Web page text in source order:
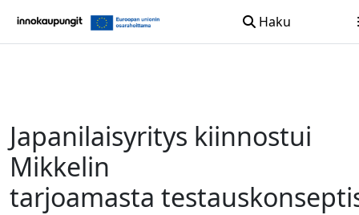
Haku
Japanilaisyritys kiinnostui
Mikkelin
tarjoamasta